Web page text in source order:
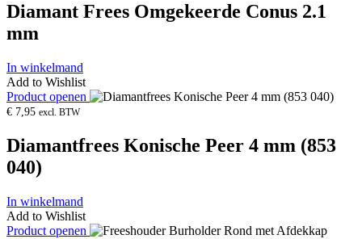
Diamant Frees Omgekeerde Conus 2.1
mm
In winkelmand
Add to Wishlist
Product openen
€ 7,95 excl. BTW
Diamantfrees Konische Peer 4 mm (853
040)
In winkelmand
Add to Wishlist
Product openen